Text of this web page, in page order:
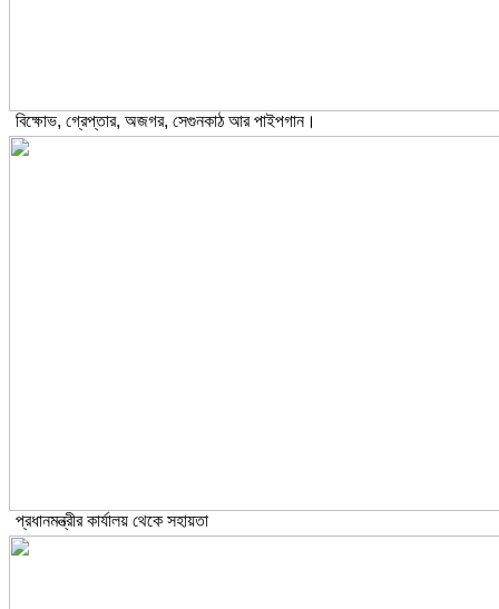
বিক্ষোভ, গ্রেপ্তার, অজগর, সেগুনকাঠ আর পাইপগান।
প্রধানমন্ত্রীর কার্যালয় থেকে সহায়তা